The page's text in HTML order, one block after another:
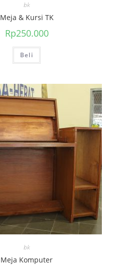
bk
Meja & Kursi TK
Rp250.000
Beli
bk
Meja Komputer